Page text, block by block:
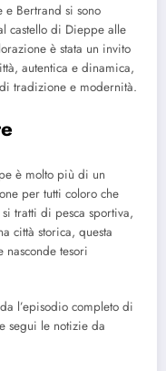
Bertrand si sono
castello di Dieppe alle
è stata un invito
autentica e dinamica,
tradizione e modernità.
è molto più di un
per tutti coloro che
tratti di pesca sportiva,
città storica, questa
nasconde tesori
l’episodio completo di
segui le notizie da